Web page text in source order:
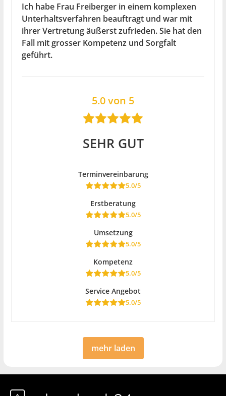
Ich habe Frau Freiberger in einem komplexen
Unterhaltsverfahren beauftragt und war mit
ihrer Vertretung äußerst zufrieden. Sie hat den
Fall mit grosser Kompetenz und Sorgfalt
geführt.
5.0 von 5
SEHR GUT
Terminvereinbarung
5.0/5
Erstberatung
5.0/5
Umsetzung
5.0/5
Kompetenz
5.0/5
Service Angebot
5.0/5
mehr laden